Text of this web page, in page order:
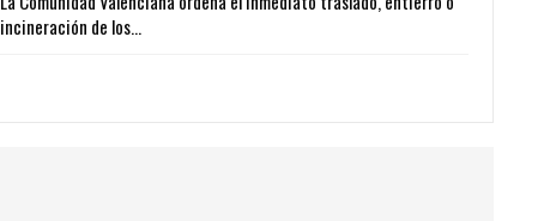
incineración de los…